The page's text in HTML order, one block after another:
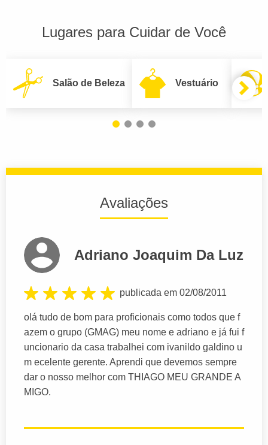
Lugares para Cuidar de Você
Salão de Beleza Vestuário
Avaliações
Adriano Joaquim Da Luz
publicada em 02/08/2011
olá tudo de bom para proficionais como todos que f
azem o grupo (GMAG) meu nome e adriano e já fui f
uncionario da casa trabalhei com ivanildo galdino u
m ecelente gerente. Aprendi que devemos sempre
dar o nosso melhor com THIAGO MEU GRANDE A
MIGO.